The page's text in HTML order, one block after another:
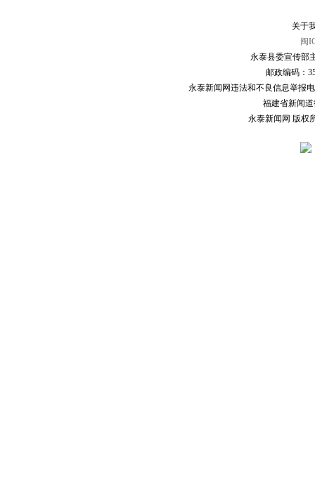
关于
闽
永泰县委宣传部
邮政编码：
永泰新闻网违法和不良信息举报电
福建省新闻道
永泰新闻网 版权